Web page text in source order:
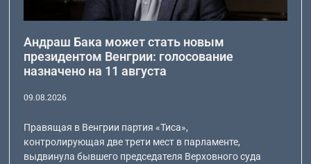
Андраш Бака может стать новым
президентом Венгрии: голосование
назначено на 11 августа
09.08.2026
Правящая в Венгрии партия «Тиса»,
контролирующая две трети мест в парламенте,
выдвинула бывшего председателя Верховного суда